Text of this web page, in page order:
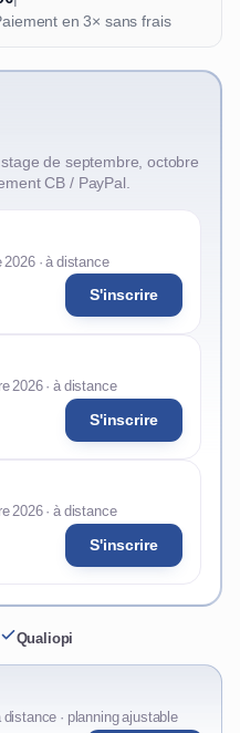
en 3× sans frais
de septembre, octobre
CB / PayPal.
· à distance
S'inscrire
2026 · à distance
S'inscrire
2026 · à distance
S'inscrire
Qualiopi
· planning ajustable